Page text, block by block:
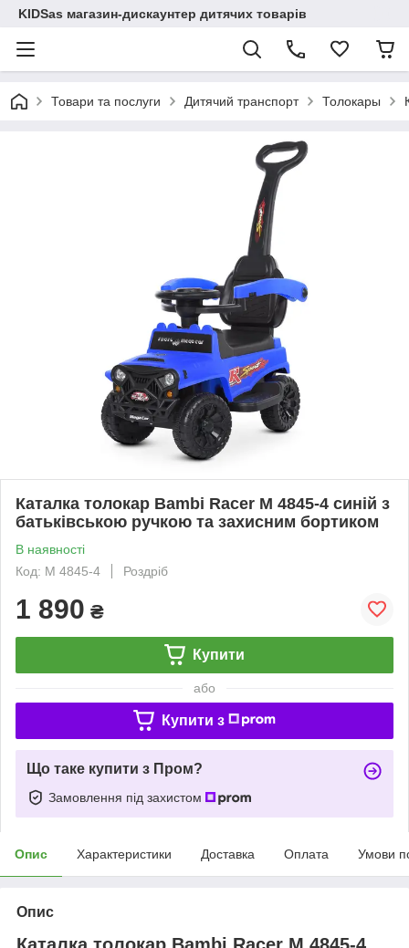
KIDSas магазин-дискаунтер дитячих товарів
Товари та послуги Дитячий транспорт Толокары
Каталка толокар Bambi Racer M 4845-4 синій з
батьківською ручкою та захисним бортиком
В наявності
Код: M 4845-4
Роздріб
1 890 ₴
Купити
або
Купити з
Що таке купити з Пром?
Замовлення під захистом
Опис Характеристики Доставка Оплата Умови
Опис